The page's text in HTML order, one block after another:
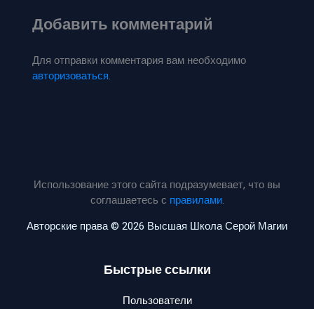
Добавить комментарий
Для отправки комментария вам необходимо
авторизоваться.
Использование этого сайта подразумевает, что вы
соглашаетесь с правилами.
Авторские права © 2026 Высшая Школа Серой Магии
Быстрые ссылки
Пользователи